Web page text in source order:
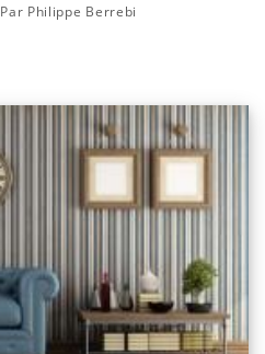
Par Philippe Berrebi